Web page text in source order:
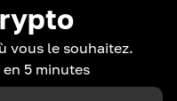
vous le souhaitez.
5 minutes